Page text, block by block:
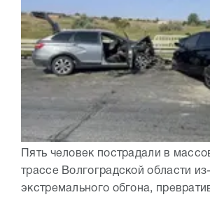
Пять человек пострадали в
трассе Волгоградской области
экстремального обгона,